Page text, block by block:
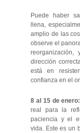
Puede haber
llena,
amplio de las
observe el
dirección
está en
confianza en el
8 al 15 de enero:
real para la
paciencia y el
vida. Este es un